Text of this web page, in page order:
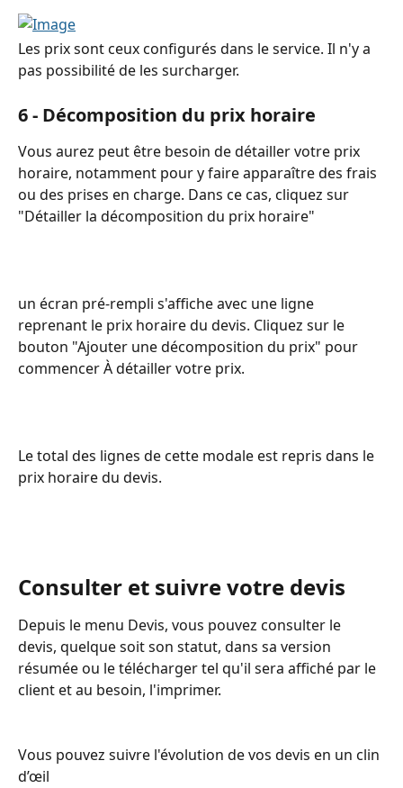
Les prix sont ceux configurés dans le service. Il n'y a
pas possibilité de les surcharger.
6 - Décomposition du prix horaire
Vous aurez peut être besoin de détailler votre prix
horaire, notamment pour y faire apparaître des frais
ou des prises en charge. Dans ce cas, cliquez sur
"Détailler la décomposition du prix horaire"
un écran pré-rempli s'affiche avec une ligne
reprenant le prix horaire du devis. Cliquez sur le
bouton "Ajouter une décomposition du prix" pour
commencer À détailler votre prix.
Le total des lignes de cette modale est repris dans le
prix horaire du devis.
Consulter et suivre votre devis
Depuis le menu Devis, vous pouvez consulter le
devis, quelque soit son statut, dans sa version
résumée ou le télécharger tel qu'il sera affiché par le
client et au besoin, l'imprimer.
Vous pouvez suivre l'évolution de vos devis en un clin
d’œil